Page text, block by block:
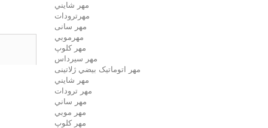
مهر شايني
مهرترودات
مهر سانی
مهرموبي
مهر كلوپ
مهر سيرداس
مهر اتوماتیک بيضي ژلاتینی
مهر شايني
مهر ترودات
مهر ساني
مهر موبي
مهر كلوپ